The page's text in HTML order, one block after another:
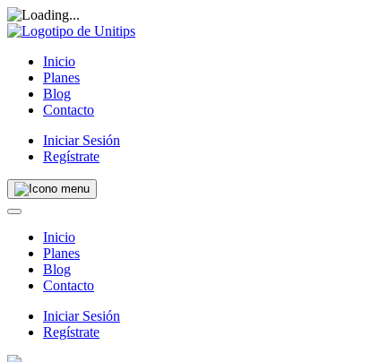
Inicio
Planes
Blog
Contacto
Iniciar Sesión
Regístrate
Inicio
Planes
Blog
Contacto
Iniciar Sesión
Regístrate